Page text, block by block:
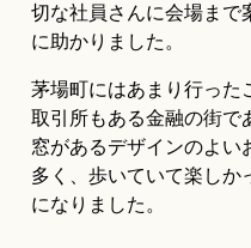
切な社員さんに会場まで
に助かりました。
茅場町にはあまり行った
取引所もある金融の街で
窓があるデザインのよい
多く、歩いていて楽しか
になりました。